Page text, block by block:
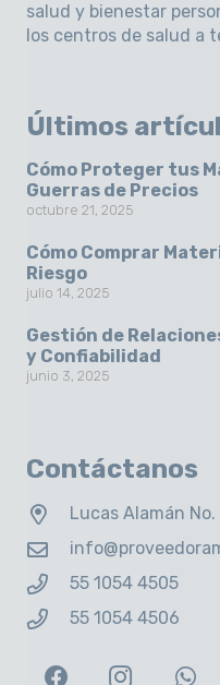
salud y bienestar
los centros de salud a
Últimos
Cómo Proteger tus
Guerras de Precios
octubre 21, 2025
Cómo Comprar
Riesgo
julio 14, 2025
Gestión de
y Confiabilidad
junio 3, 2025
Contáctanos
Lucas Alamán
55 1054 4505
55 1054 4506